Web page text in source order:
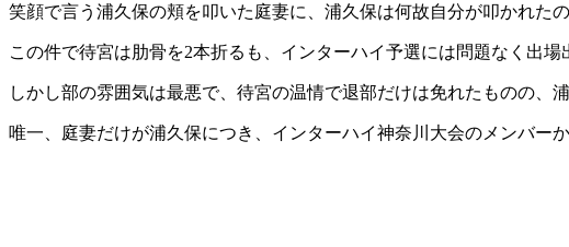
笑顔で言う浦久保の頬を叩いた庭妻に、浦久保は何故自分が叩かれた
この件で待宮は肋骨を2本折るも、インターハイ予選には問題なく出場
しかし部の雰囲気は最悪で、待宮の温情で退部だけは免れたものの、
唯一、庭妻だけが浦久保につき、インターハイ神奈川大会のメンバー